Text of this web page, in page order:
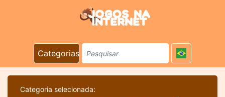
Categorias
Categoria selecionada: